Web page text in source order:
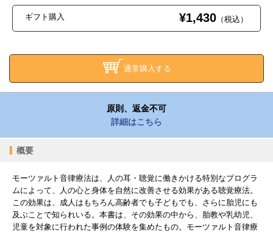
ギフト購入 ¥1,430 （税込）
通常購入する
原則、返金不可
詳細はこちら
概要
モーツァルト音律療法は、人の耳・聴覚に働きかける特別なプログラ
ムによって、人の心と身体を自然に改善させる効果がある聴覚療法。
この効果は、成人はもちろん高齢者でも子どもでも、さらに胎児にも
及ぶことで知られいる。本書は、その効果の中から、胎教や乳幼児、
児童を対象に行われた事例の体験を集めたもの。モーツァルト音律療